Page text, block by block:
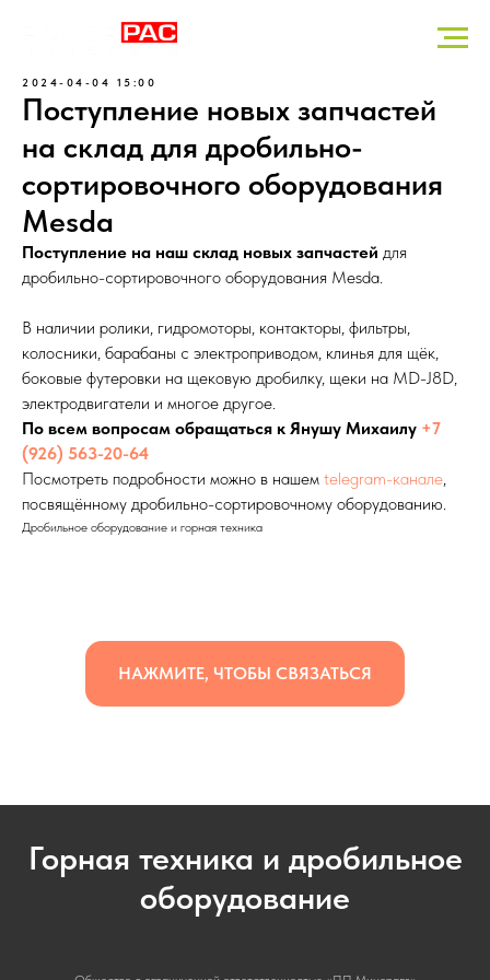
2024-04-04 15:00
Поступление новых запчастей
на склад для дробильно-
сортировочного оборудования
Mesda
Поступление на наш склад новых запчастей для
дробильно-сортировочного оборудования Mesda.
В наличии ролики, гидромоторы, контакторы, фильтры,
колосники, барабаны с электроприводом, клинья для щёк,
боковые футеровки на щековую дробилку, щеки на MD-J8D,
электродвигатели и многое другое.
По всем вопросам обращаться к Янушу Михаилу +7
(926) 563-20-64
Посмотреть подробности можно в нашем telegram-канале,
посвящённому дробильно-сортировочному оборудованию.
Дробильное оборудование и горная техника
НАЖМИТЕ, ЧТОБЫ СВЯЗАТЬСЯ
Горная техника и дробильное
оборудование